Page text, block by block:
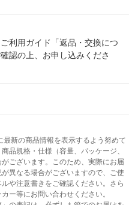
利用ガイド「返品・交換につ
認の上、お申し込みくださ
新の商品情報を表示するよう努めて
品規格・仕様（容量、パッケージ、
ございます。このため、実際にお届
異なる場合がございますので、ご使
や注意書きをご確認ください。さら
ー等にお問い合わせください。